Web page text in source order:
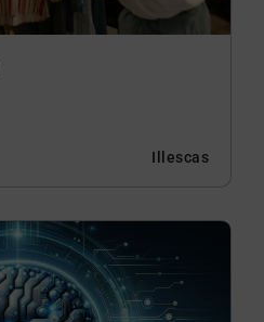
Illescas